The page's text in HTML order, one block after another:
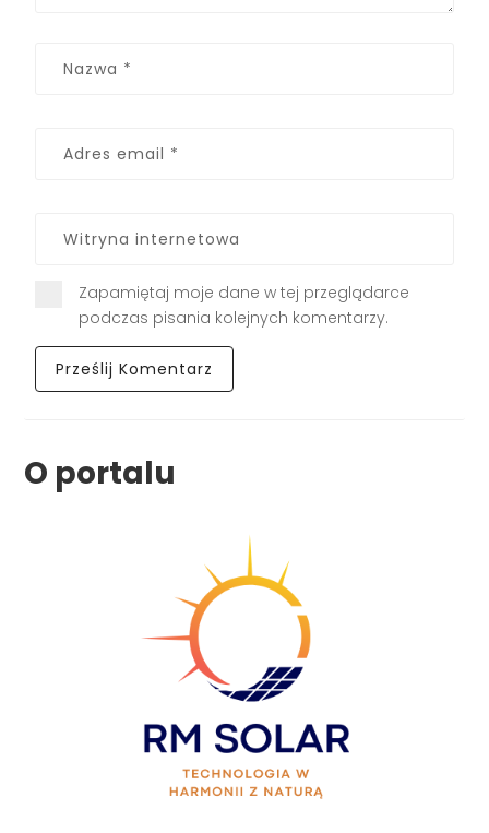
Zapamiętaj moje dane w tej przeglądarce
podczas pisania kolejnych komentarzy.
O portalu